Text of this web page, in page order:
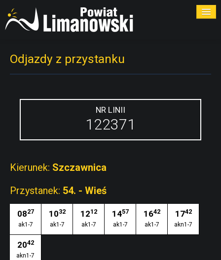
PRZYSTANKI
PRZEWOŹNICY
Odjazdy z przystanku
NR LINII
122371
Kierunek: Szczawnica
Przystanek: 54. - Wieś
0827
ak1-7
1032
ak1-7
1212
ak1-7
1457
ak1-7
1642
ak1-7
1742
akn1-7
2042
akn1-7